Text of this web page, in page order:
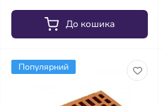
До кошика
Популярний